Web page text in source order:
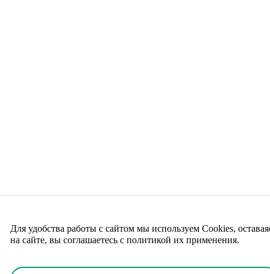
Для удобства работы с сайтом мы используем Cookies,
на сайте, вы соглашаетесь с политикой их применения.